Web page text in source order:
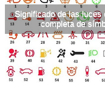
Significado de las luces
completa de